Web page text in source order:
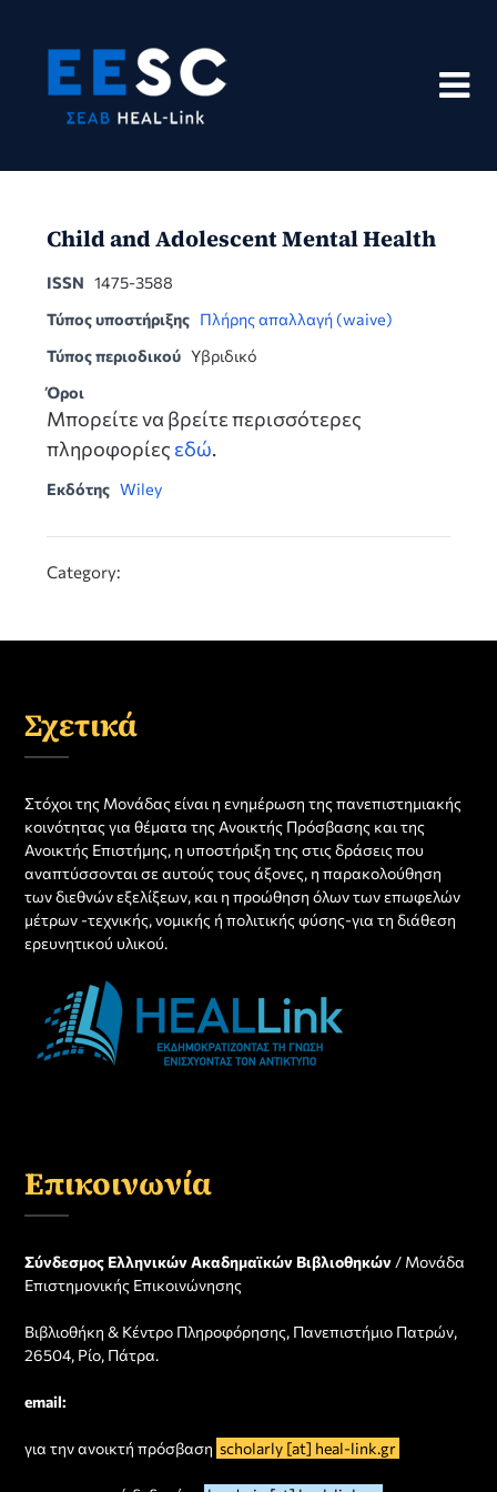
content
Child and Adolescent Mental Health
ISSN 1475-3588
Τύπος υποστήριξης Πλήρης απαλλαγή (waive)
Τύπος περιοδικού Υβριδικό
Όροι
Μπορείτε να βρείτε περισσότερες
πληροφορίες εδώ.
Εκδότης Wiley
Category:
Σχετικά
Στόχοι της Μονάδας είναι η ενημέρωση της πανεπιστημιακής
κοινότητας για θέματα της Ανοικτής Πρόσβασης και της
Ανοικτής Επιστήμης, η υποστήριξη της στις δράσεις που
αναπτύσσονται σε αυτούς τους άξονες, η παρακολούθηση
των διεθνών εξελίξεων, και η προώθηση όλων των επωφελών
μέτρων -τεχνικής, νομικής ή πολιτικής φύσης-για τη διάθεση
ερευνητικού υλικού.
Επικοινωνία
Σύνδεσμος Ελληνικών Ακαδημαϊκών Βιβλιοθηκών / Μονάδα
Επιστημονικής Επικοινώνησης
Βιβλιοθήκη & Κέντρο Πληροφόρησης, Πανεπιστήμιο Πατρών,
26504, Ρίο, Πάτρα.
email:
για την ανοικτή πρόσβαση scholarly [at] heal-link.gr